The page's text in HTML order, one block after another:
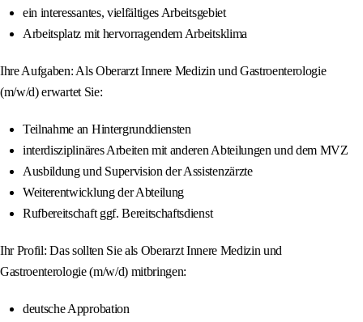
ein interessantes, vielfältiges Arbeitsgebiet
Arbeitsplatz mit hervorragendem Arbeitsklima
Ihre Aufgaben: Als Oberarzt Innere Medizin und Gastroenterologie
(m/w/d) erwartet Sie:
Teilnahme an Hintergrunddiensten
interdisziplinäres Arbeiten mit anderen Abteilungen und dem MVZ
Ausbildung und Supervision der Assistenzärzte
Weiterentwicklung der Abteilung
Rufbereitschaft ggf. Bereitschaftsdienst
Ihr Profil: Das sollten Sie als Oberarzt Innere Medizin und
Gastroenterologie (m/w/d) mitbringen:
deutsche Approbation